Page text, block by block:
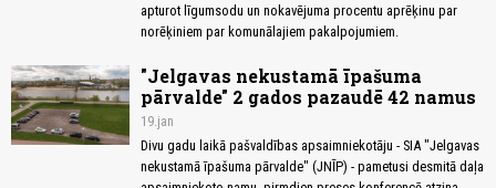
apturot līgumsodu un nokavējuma procentu aprēķinu par
norēķiniem par komunālajiem pakalpojumiem.
"Jelgavas nekustamā īpašuma
pārvalde" 2 gados pazaudē 42 namus
19.jan
Divu gadu laikā pašvaldības apsaimniekotāju - SIA "Jelgavas
nekustamā īpašuma pārvalde" (JNĪP) - pametusi desmitā daļa